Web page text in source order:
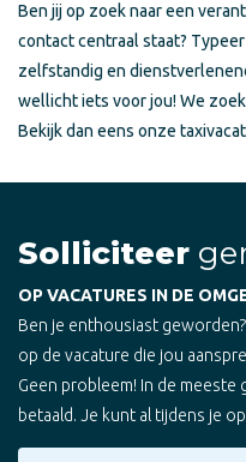
Ben jij op zoek naar een
contact centraal staat?
zelfstandig en
wellicht iets voor jou! We
Bekijk dan eens onze
Solliciteer
OP VACATURES IN DE
Ben je enthousiast
op de vacature die jou
Geen probleem! In de
betaald. Je kunt al tijdens je